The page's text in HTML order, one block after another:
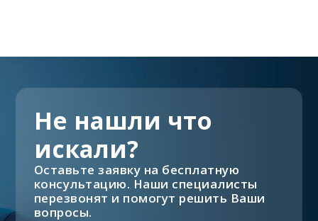
Не нашли что
искали?
Оставьте заявку на бесплатную
консультацию. Наши специалисты
перезвонят и помогут решить Ваши
вопросы.